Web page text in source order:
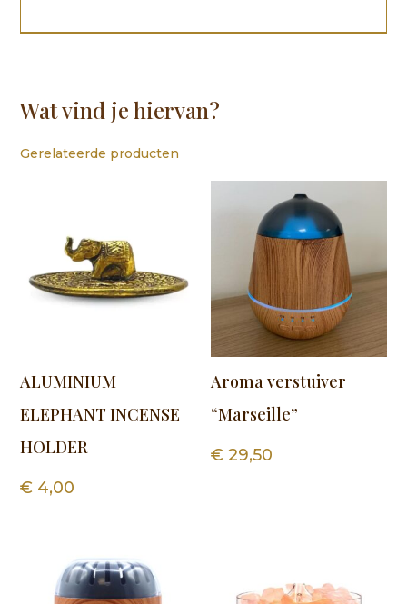
Wat vind je hiervan?
Gerelateerde producten
ALUMINIUM
ELEPHANT INCENSE
HOLDER
€ 4,00
Aroma verstuiver
“Marseille”
€ 29,50